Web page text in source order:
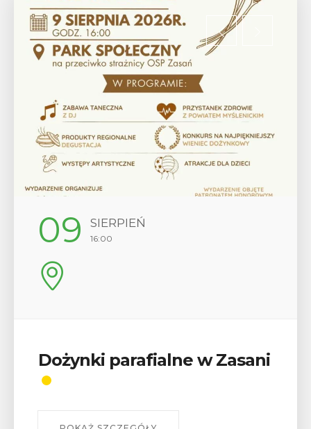
09 SIERPIEŃ
16:00
Dożynki parafialne w Zasani